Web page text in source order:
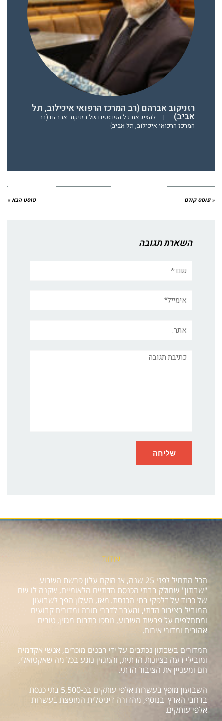
רזניקוב אברהם (רב המרכז הרפואי איכילוב, תל
אביב) |
להציג את כל הפוסטים של רזניקוב אברהם (רב
המרכז הרפואי איכילוב, תל אביב)
« פוסט קודם פוסט הבא »
השארת תגובה
תגובה
אודות
הכל התחיל לפני 25 שנה, אז הוקם עלון פרשת השבוע
"שבתון" שחולק בבתי הכנסת הדתיים הלאומיים, שקנה לו שם
של כבוד על דלפקי בתי הכנסת. מאז, העלון הפך לשבועון
המוביל בציבור הדתי, ומעבר לדברי תורה ומדורים קבועים
ומתחלפים על פרשת השבוע, נוספו כתבות מגזין, טורים
אהובים ומדורי אירוח.
המדורים בשבתון נכתבים על ידי רבנים מוכרים, אנשי אקדמיה
ומובילי דעה בציונות הדתית, והמגזין נוגע בכל מה שאקטואלי,
חם ומעניין את הציבור הדתי.
השבועון מופץ בעשרות אלפי עותקים בכ-5,500 בתי כנסת
ברחבי הארץ. בנוסף, מהדורה דיגיטלית המופצת בעשרות
אלפי עותקים.